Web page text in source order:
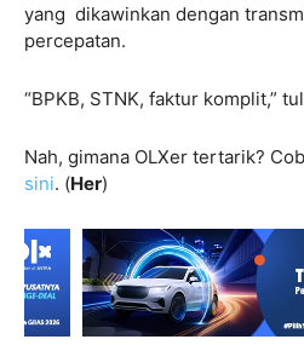
yang dikawinkan dengan
percepatan.
“BPKB, STNK, faktur komplit,”
Nah, gimana OLXer tertarik?
sini. (Her)